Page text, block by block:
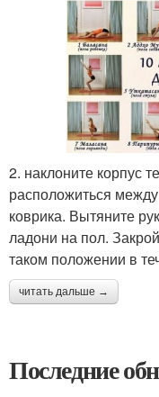
2. наклоните корпус
расположиться
коврика. Вытяните
ладони на пол.
таком положении в
читать дальше →
Последние